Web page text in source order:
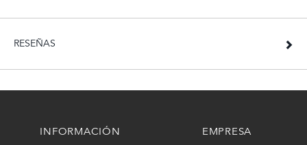
RESEÑAS
INFORMACIÓN EMPRESA